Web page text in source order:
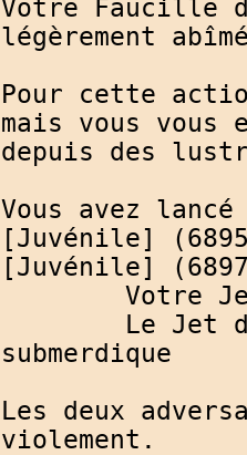
Votre Faucille
légèrement
Pour cette
mais vous
depuis des
Vous avez lancé
[Juvénile]
[Juvénile]
submerdique
Les deux
violement.